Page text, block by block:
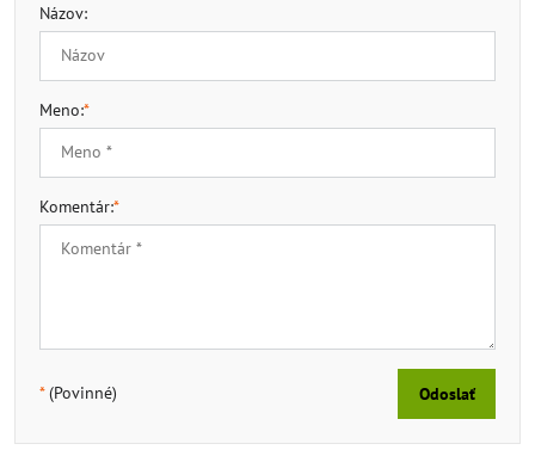
Názov:
Meno:*
Komentár:*
*(Povinné) Odoslať